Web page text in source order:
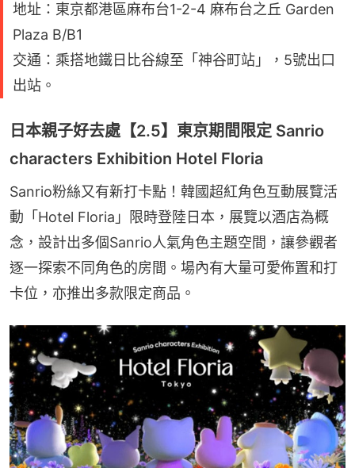
地址：東京都港區麻布台1-2-4 麻布台之丘 Garden
Plaza B/B1
交通：乘搭地鐵日比谷線至「神谷町站」，5號出口
出站。
日本親子好去處【2.5】東京期間限定 Sanrio
characters Exhibition Hotel Floria
Sanrio粉絲又有新打卡點！韓國超紅角色互動展覽活
動「Hotel Floria」限時登陸日本，展覽以酒店為概
念，設計出多個Sanrio人氣角色主題空間，讓參觀者
逐一探索不同角色的房間。場內有大量可愛佈置和打
卡位，亦推出多款限定商品。